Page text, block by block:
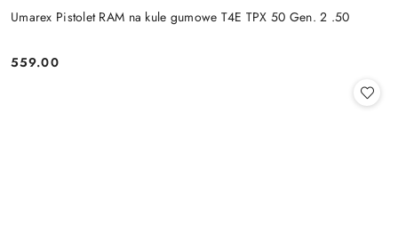
Umarex Pistolet RAM na kule gumowe T4E TPX 50 Gen. 2 .50
Cena:
559.00